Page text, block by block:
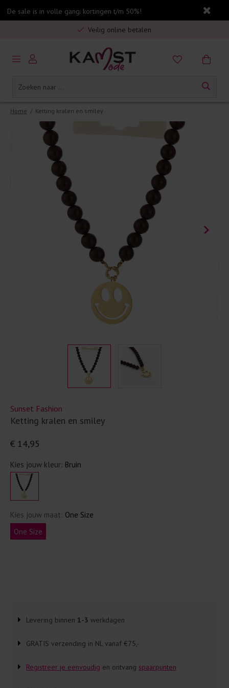
De sale is in volle gang: kortingen t/m 50%!
Gratis verzending in Nederland vanaf €75,-
Veilig online betalen
5% spaarbonus op jouw aankoop
Gratis verzending in Nederland vanaf €75,-
Home / Ketting kralen en smiley
Sunset Fashion
Ketting kralen en smiley
€ 14,95
Kies jouw kleur: Bruin
Kies jouw maat: One Size
One Size
Levering binnen 1-3 werkdagen
GRATIS verzending in NL vanaf €75,-
Registreer je eenvoudig en ontvang spaarpunten